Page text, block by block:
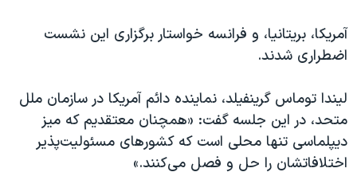
نرگس محمدی برنده جایزه نوبل صلح
صفحه‌های ویژه
سفر پرزیدنت ترامپ به چین
آمریکا، بریتانیا، و فرانسه خواستار برگزاری این نشست
اضطراری شدند.
لیندا توماس گرینفیلد، نماینده دائم آمریکا در سازمان ملل
متحد، در این جلسه گفت: «همچنان معتقدیم که میز
دیپلماسی تنها محلی است که کشورهای مسئولیت‌پذیر
اختلافاتشان را حل و فصل می‌کنند.»